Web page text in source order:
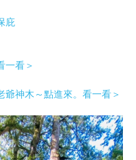
庇
一看＞
神木～點進來。看一看＞